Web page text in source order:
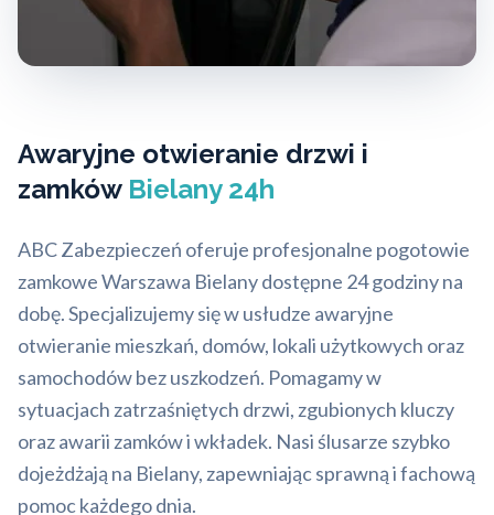
Awaryjne otwieranie drzwi i
zamków Bielany 24h
ABC Zabezpieczeń oferuje profesjonalne pogotowie
zamkowe Warszawa Bielany dostępne 24 godziny na
dobę. Specjalizujemy się w usłudze awaryjne
otwieranie mieszkań, domów, lokali użytkowych oraz
samochodów bez uszkodzeń. Pomagamy w
sytuacjach zatrzaśniętych drzwi, zgubionych kluczy
oraz awarii zamków i wkładek. Nasi ślusarze szybko
dojeżdżają na Bielany, zapewniając sprawną i fachową
pomoc każdego dnia.